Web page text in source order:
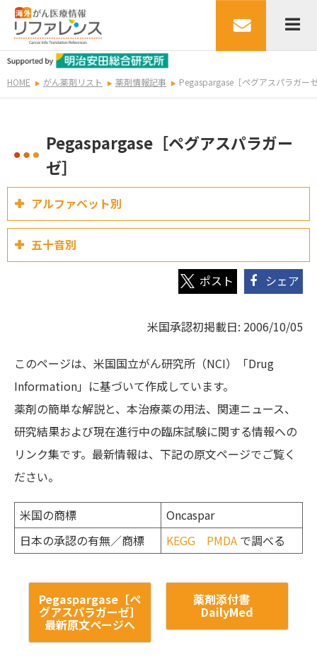
HOME がん薬剤リスト 薬剤情報記事 Pegaspargase［ペグアスパラガー
Pegaspargase［ペグアスパラガー
ゼ］
アルファベット別
五十音別
シェア
米国承認初掲載日: 2006/10/05
このページは、米国国立がん研究所（NCI）「Drug
Information」に基づいて作成しています。
薬剤の簡単な解説と、本治療薬の用法、関連ニュース、
研究結果および現在進行中の臨床試験に関する情報への
リンク集です。最新情報は、下記の原文ページでご覧く
ださい。
米国の商標
Oncaspar
日本の承認の有無／商標
KEGG PMDA で調べる
Pegaspargase［ペ
グアスパラガーゼ］
最新原文ページへ
薬剤添付書
DailyMed